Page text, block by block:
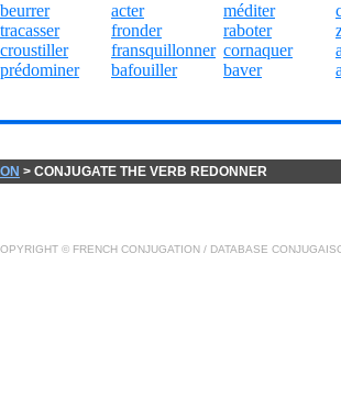
beurrer
tracasser
croustiller
prédominer
acter
fronder
fransquillonner
bafouiller
méditer
raboter
cornaquer
baver
> CONJUGATE THE VERB REDONNER
© FRENCH CONJUGATION / DATABASE